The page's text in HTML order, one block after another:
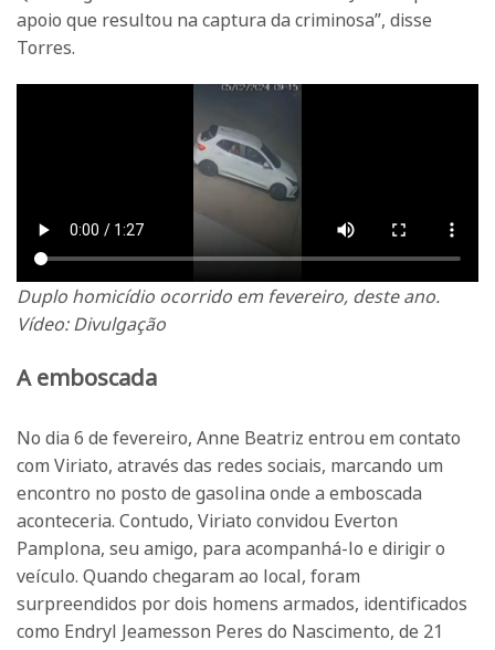
apoio que resultou na captura da criminosa”, disse
Torres.
Duplo homicídio ocorrido em fevereiro, deste ano.
Vídeo: Divulgação
A emboscada
No dia 6 de fevereiro, Anne Beatriz entrou em contato
com Viriato, através das redes sociais, marcando um
encontro no posto de gasolina onde a emboscada
aconteceria. Contudo, Viriato convidou Everton
Pamplona, seu amigo, para acompanhá-lo e dirigir o
veículo. Quando chegaram ao local, foram
surpreendidos por dois homens armados, identificados
como Endryl Jeamesson Peres do Nascimento, de 21